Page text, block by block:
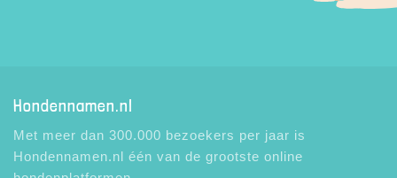
Hondennamen.nl
Met meer dan 300.000 bezoekers per jaar is
Hondennamen.nl één van de grootste online